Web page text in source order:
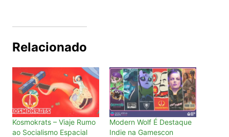
Relacionado
Kosmokrats – Viaje Rumo
ao Socialismo Espacial
Modern Wolf É Destaque
Indie na Gamescon